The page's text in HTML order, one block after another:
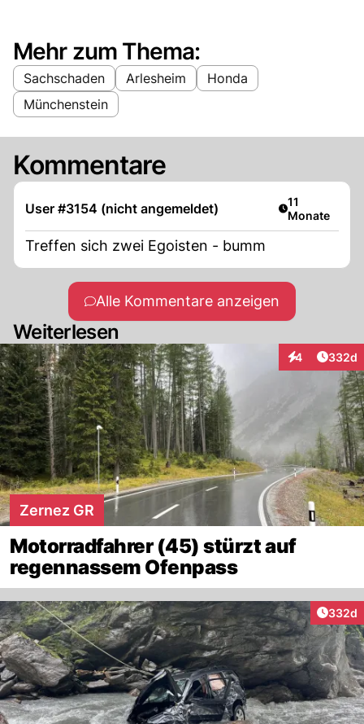
Mehr zum Thema:
Sachschaden Arlesheim
Honda
Münchenstein
Kommentare
User #3154 (nicht angemeldet) Artikel
11
Monate
Treffen sich zwei Egoisten - bumm
Alle Kommentare anzeigen
Weiterlesen
4
Interaktionen
332d
Zernez GR
Motorradfahrer (45) stürzt auf
regennassem Ofenpass
332d